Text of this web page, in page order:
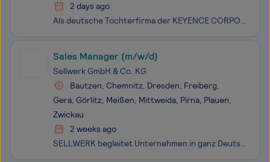
2 days ago
Als deutsche Tochterfirma der KEYENCE CORPORATION, einem der „World’s Most Innovative Companies“ (Forbes), bieten wir innovative Produkte im Bereich Industrie 4.0 und Digitalisierung wie Mikroskop-Systeme, industrielle Mess- und Automatisierungstechnik sowie 3D-Drucker an.Junior Consultant Engineer
Sales Manager (m/w/d)
Sellwerk GmbH & Co. KG
Bautzen, Chemnitz, Dresden, Freiberg,
Gera, Görlitz, Meißen, Mittweida, Pirna, Plauen,
Zwickau
2 weeks ago
SELLWERK begleitet Unternehmen in ganz Deutschland auf ihrem digitalen Weg, denn wir sind überzeugt, dass die Digitalisierung nicht nur für die großen Player, sondern auch für den Mittelstand zum Gewinn wird und somit wieder Chancengleichheit im Markt herrscht. Regional verwurzelt und national tätig